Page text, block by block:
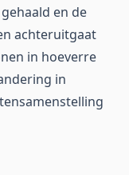
en de
achteruitgaat
in hoeverre
in